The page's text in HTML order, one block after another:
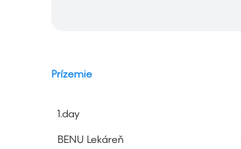
v
n
e
Prízemie
1.day
BENU Lekáreň